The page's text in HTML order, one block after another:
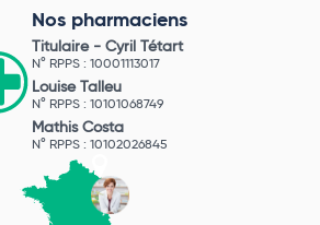
Nos pharmaciens
Titulaire - Cyril Tétart
N° RPPS : 10001113017
Louise Talleu
N° RPPS : 10101068749
Mathis Costa
N° RPPS : 10102026845